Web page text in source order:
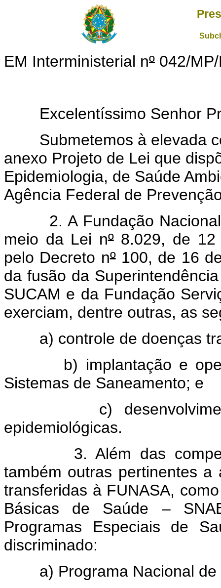
EM Interministerial nº 042/
Excelentíssimo Senhor
Submetemos à elevada
anexo Projeto de Lei que
Epidemiologia, de Saúde
Agência Federal de
2. A Fundação Nacional
meio da Lei nº8.029, de 12
pelo Decreto nº100, de 16
da fusão da
SUCAM e da Fundação
exerciam, dentre outras, as
a) controle de doenças
b) implantação e
Sistemas de Saneamento; e
c) desenvolvimento
epidemiológicas.
3. Além das
também outras pertinentes
transferidas à FUNASA,
Básicas de Saúde –
Programas Especiais de
discriminado:
a) Programa Nacional de